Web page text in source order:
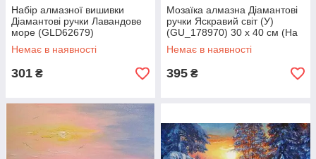
Набір алмазної вишивки
Діамантові ручки Лавандове
море (GLD62679)
(GU_187051) 30 х 40 см (На
підрамнику)
Немає в наявності
301 ₴
Мозаїка алмазна Діамантові
ручки Яскравий світ (У)
(GU_178970) 30 х 40 см (На
підрамнику)
Немає в наявності
395 ₴